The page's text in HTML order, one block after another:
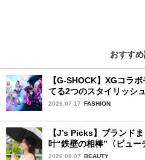
おすす
【G-SHOCK】XGコラ
てる2つのスタイリッシ
2026.07.17 FASHION
【J’s Picks】ブランド
叶“鉄壁の相棒”〈ビュ
品〉
2026.08.07 BEAUTY